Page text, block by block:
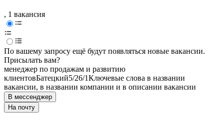
, 1 вакансия
По вашему запросу ещё будут появляться новые вакансии.
Присылать вам?
менеджер по продажам и развитию
клиентовБатецкий5/26/1Ключевые слова в названии
вакансии, в названии компании и в описании вакансии
В мессенджер
На почту